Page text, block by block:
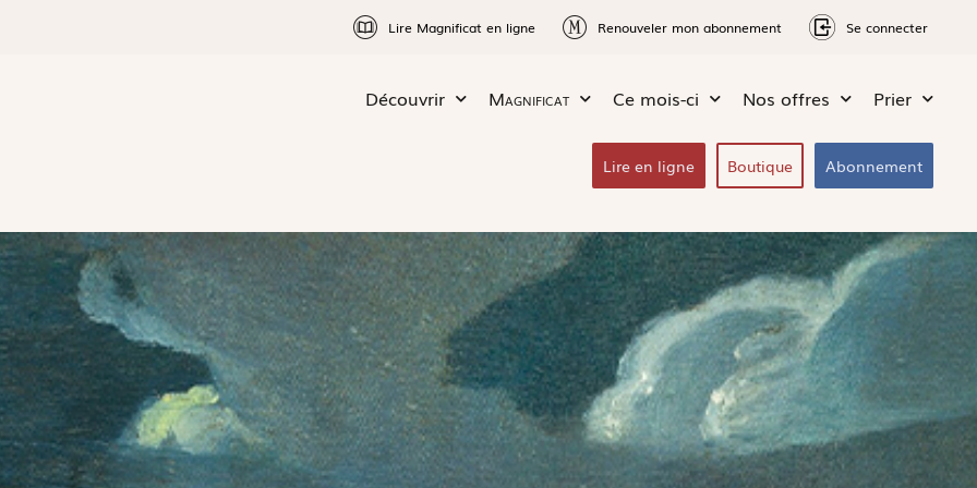
Lire Magnificat en ligne Renouveler mon abonnement Se connecter
Découvrir Magnificat Ce mois-ci Nos offres Prier
Lire en ligne Boutique Abonnement